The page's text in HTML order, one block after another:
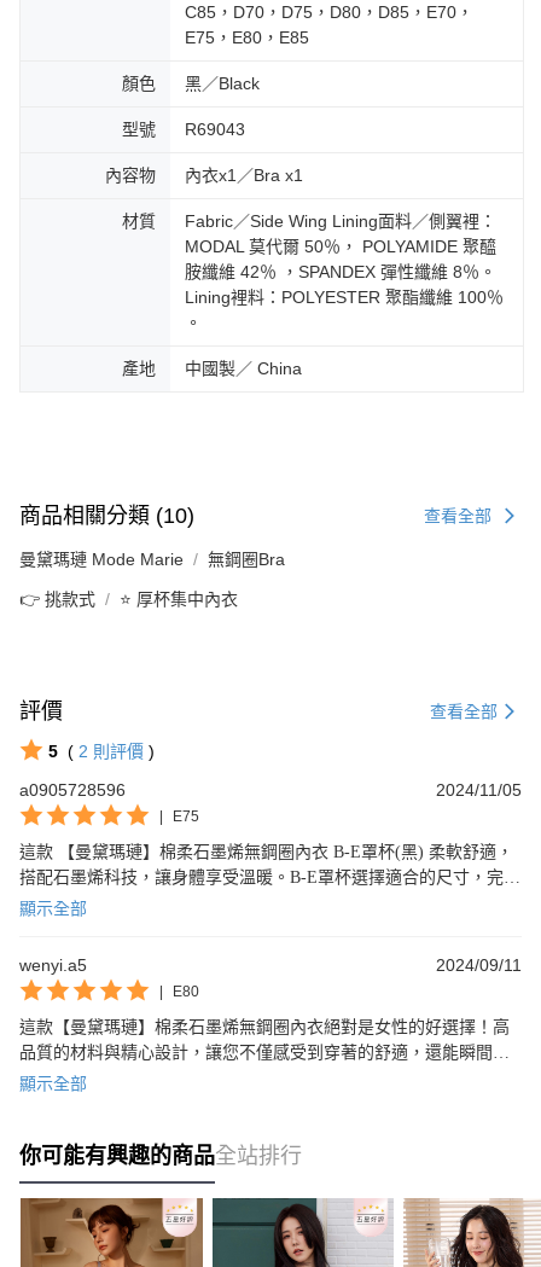
C85，D70，D75，D80，D85，E70，
E75，E80，E85
顏色 黑／Black
型號 R69043
內容物 內衣x1／Bra x1
材質
Fabric／Side Wing Lining面料／側翼裡：
MODAL 莫代爾 50％， POLYAMIDE 聚醯
胺纖維 42％ ，SPANDEX 彈性纖維 8％。
Lining裡料：POLYESTER 聚酯纖維 100％
。
產地 中國製／ China
商品相關分類 (10) 查看全部
曼黛瑪璉 Mode Marie 無鋼圈Bra
👉 挑款式 ⭐ 厚杯集中內衣
評價 查看全部
5 ( 2 則評價 )
a0905728596
2024/11/05
| E75
這款 【曼黛瑪璉】棉柔石墨烯無鋼圈內衣 B-E罩杯(黑) 柔軟舒適，
搭配石墨烯科技，讓身體享受溫暖。B-E罩杯選擇適合的尺寸，完美
貼合美麗曲線。無鋼圈設計減少壓力，完美解放胸部，令人滿意。
顯示全部
wenyi.a5 2024/09/11
| E80
這款【曼黛瑪璉】棉柔石墨烯無鋼圈內衣絕對是女性的好選擇！高
品質的材料與精心設計，讓您不僅感受到穿著的舒適，還能瞬間提
升完美曲線。無論是B罩杯還是E罩杯，給您最適合的支撐與溫柔呵
顯示全部
你可能有興趣的商品全站排行